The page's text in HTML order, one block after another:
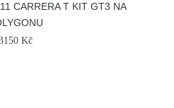
CARRERA T KIT GT3 NA
Kč